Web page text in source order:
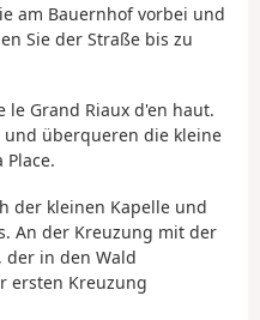
am Bauernhof vorbei und
Sie der Straße bis zu
le Grand Riaux d'en haut.
und überqueren die kleine
Place.
der kleinen Kapelle und
An der Kreuzung mit der
der in den Wald
ersten Kreuzung